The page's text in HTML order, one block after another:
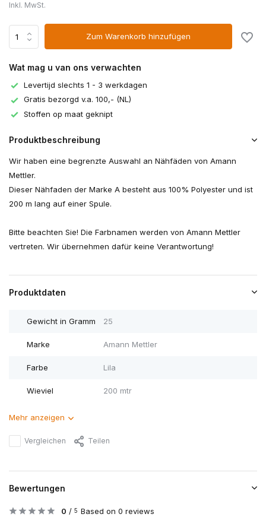
Inkl. MwSt.
Zum Warenkorb hinzufügen
Wat mag u van ons verwachten
Levertijd slechts 1 - 3 werkdagen
Gratis bezorgd v.a. 100,- (NL)
Stoffen op maat geknipt
Produktbeschreibung
Wir haben eine begrenzte Auswahl an Nähfäden von Amann
Mettler.
Dieser Nähfaden der Marke A besteht aus 100% Polyester und ist
200 m lang auf einer Spule.
Bitte beachten Sie! Die Farbnamen werden von Amann Mettler
vertreten. Wir übernehmen dafür keine Verantwortung!
Produktdaten
Gewicht in Gramm 25
Marke Amann Mettler
Farbe Lila
Wieviel 200 mtr
Mehr anzeigen
Vergleichen Teilen
Bewertungen
0 / 5 Based on 0 reviews